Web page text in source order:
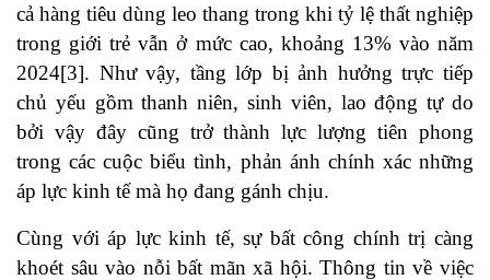
cả hàng tiêu dùng leo thang trong khi tỷ lệ thất nghiệp
trong giới trẻ vẫn ở mức cao, khoảng 13% vào năm
2024[3]. Như vậy, tầng lớp bị ảnh hưởng trực tiếp
chủ yếu gồm thanh niên, sinh viên, lao động tự do
bởi vậy đây cũng trở thành lực lượng tiên phong
trong các cuộc biểu tình, phản ánh chính xác những
áp lực kinh tế mà họ đang gánh chịu.
Cùng với áp lực kinh tế, sự bất công chính trị càng
khoét sâu vào nỗi bất mãn xã hội. Thông tin về việc